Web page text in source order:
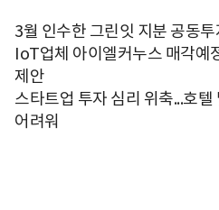
3월 인수한 그린잇 지분 공동투
IoT업체 아이엘커누스 매각예
제안
스타트업 투자 심리 위축...호텔
어려워